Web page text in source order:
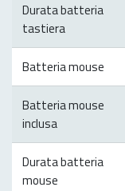
Durata batteria
tastiera
Batteria mouse
Batteria mouse
inclusa
Durata batteria
mouse